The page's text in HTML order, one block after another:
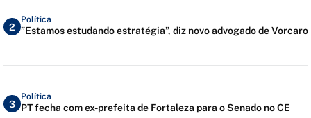
2
Política
”Estamos estudando estratégia”, diz novo advogado de Vorcaro
3
Política
PT fecha com ex-prefeita de Fortaleza para o Senado no CE